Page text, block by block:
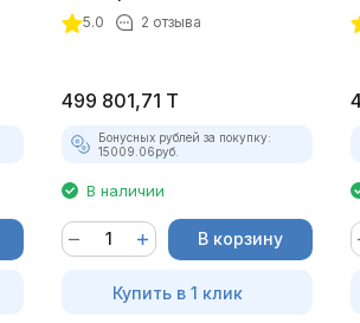
лицензий)
5.0 2 отзыва
499 801,71 T
Бонусных рублей за покупку:
15009.06руб.
В наличии
В корзину
Купить в 1 клик